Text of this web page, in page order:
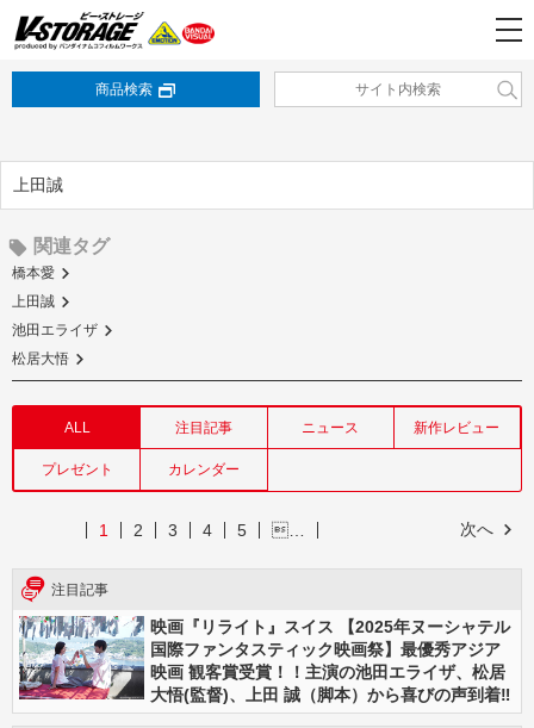
商品検索
上田誠
関連タグ
橋本愛
上田誠
池田エライザ
松居大悟
ALL 注目記事 ニュース 新作レビュー
プレゼント カレンダー
次へ
1 2 3 4 5 …
注目記事
映画『リライト』スイス 【2025年ヌーシャテル
国際ファンタスティック映画祭】最優秀アジア
映画 観客賞受賞！！主演の池田エライザ、松居
大悟(監督)、上田 誠（脚本）から喜びの声到着‼